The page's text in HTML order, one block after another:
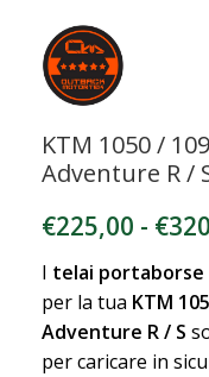
KTM 1050 /
Adventure R /
€225,00 - €
I telai portaborse
per la tua KTM
Adventure R / S
per caricare in